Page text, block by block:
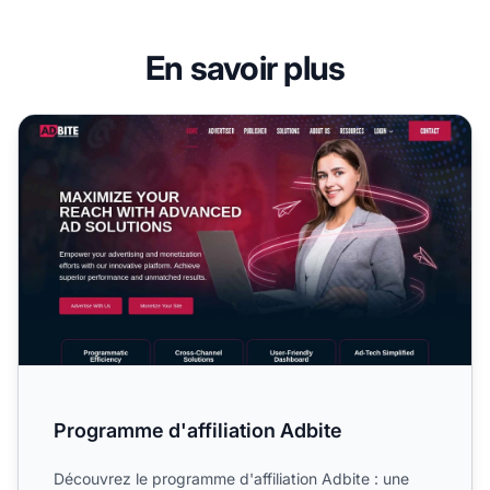
En savoir plus
Programme d'affiliation Adbite
Programme d'affiliation Adbite
Découvrez le programme d'affiliation Adbite : une